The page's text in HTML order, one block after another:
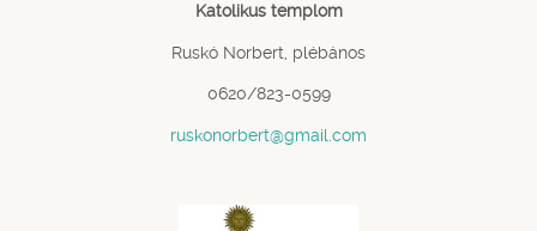
Katolikus templom
Ruskó Norbert, plébános
0620/823-0599
ruskonorbert@gmail.com